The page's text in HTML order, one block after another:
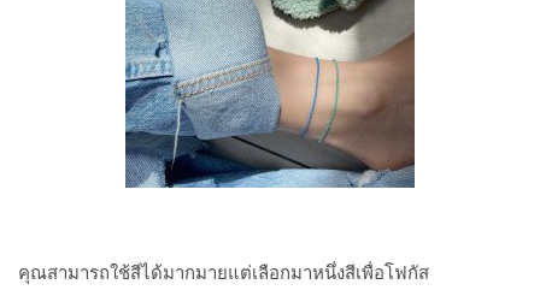
คุณสามารถใช้สีได้มากมายแต่เลือกมาหนึ่งสีเพื่อโฟกัส